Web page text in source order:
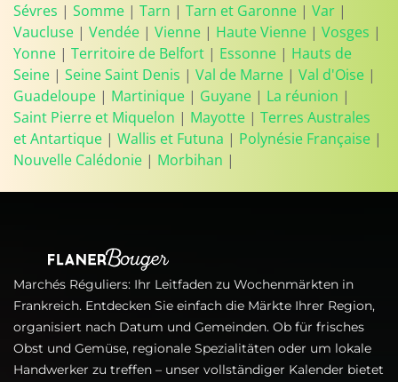
Sévres | Somme | Tarn | Tarn et Garonne | Var |
Vaucluse | Vendée | Vienne | Haute Vienne | Vosges |
Yonne | Territoire de Belfort | Essonne | Hauts de
Seine | Seine Saint Denis | Val de Marne | Val d'Oise |
Guadeloupe | Martinique | Guyane | La réunion |
Saint Pierre et Miquelon | Mayotte | Terres Australes
et Antartique | Wallis et Futuna | Polynésie Française |
Nouvelle Calédonie | Morbihan |
Marchés Réguliers: Ihr Leitfaden zu Wochenmärkten in
Frankreich. Entdecken Sie einfach die Märkte Ihrer Region,
organisiert nach Datum und Gemeinden. Ob für frisches
Obst und Gemüse, regionale Spezialitäten oder um lokale
Handwerker zu treffen – unser vollständiger Kalender bietet